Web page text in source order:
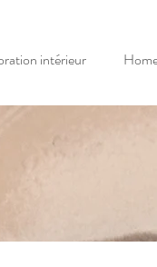
intérieur